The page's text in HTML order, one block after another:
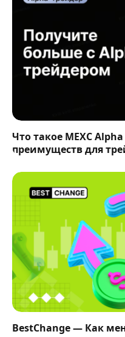
Что такое MEXC
преимуществ для
BestChange — Как